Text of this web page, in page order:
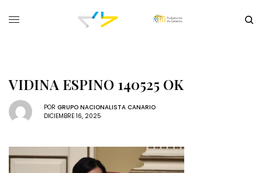
VIDINA ESPINO 140525 OK
POR GRUPO NACIONALISTA CANARIO
DICIEMBRE 16, 2025